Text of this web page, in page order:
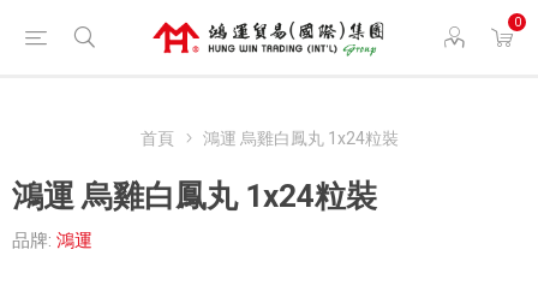
0
首頁 鴻運 烏雞白鳳丸 1x24粒裝
鴻運 烏雞白鳳丸 1x24粒裝
品牌: 鴻運